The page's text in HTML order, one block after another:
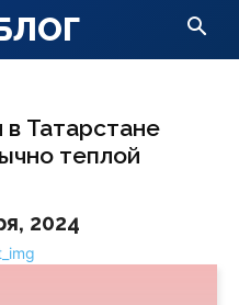
Татарстане
теплой
2024